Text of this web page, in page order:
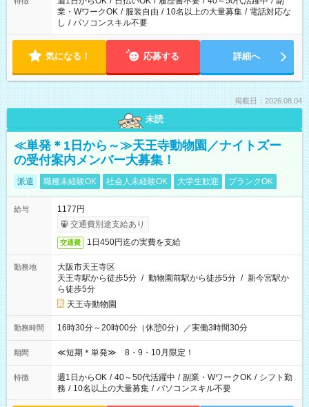
業・WワークOK / 服装自由 / 10名以上の大量募集 / 電話対応な
し / パソコンスキル不要
気になる！ 応募する 詳細へ
掲載日：2026.08.04
未読
≪単発＊1日から～≫天王寺動物園／ナイトズー
の受付案内メンバー大募集！
派遣 職種未経験OK 社会人未経験OK 大学生歓迎 ブランクOK
給与
1177円
交通費別途支給あり
交通費 1日450円迄の実費を支給
勤務地
大阪市天王寺区
天王寺駅から徒歩5分 / 動物園前駅から徒歩5分 / 新今宮駅か
ら徒歩5分
天王寺動物園
勤務時間 16時30分～20時00分（休憩0分）／実働3時間30分
期間 ≪短期＊単発≫ 8・9・10月限定！
特徴 週1日からOK / 40～50代活躍中 / 副業・WワークOK / シフト勤
務 / 10名以上の大量募集 / パソコンスキル不要